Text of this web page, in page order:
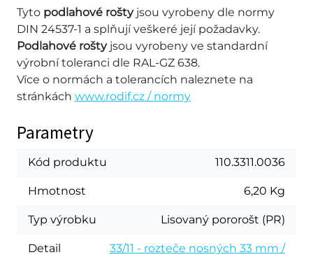
Tyto podlahové roštyjsou vyrobeny dle normy
DIN 24537-1 a splňují veškeré její požadavky.
Podlahové roštyjsou vyrobeny ve standardní
výrobní toleranci dle RAL-GZ 638.
Více o normách a tolerancích naleznete na
stránkách www.rodif.cz / normy
Parametry
Kód produktu 110.3311.0036
Hmotnost 6,20 Kg
Typ výrobku Lisovaný pororošt (PR)
Detail
33/11 - rozteče nosných 33 mm /